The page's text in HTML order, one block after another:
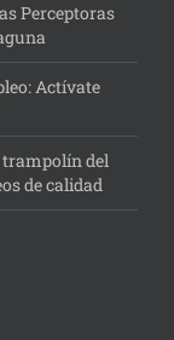
Perceptoras
Actívate
trampolín del
de calidad